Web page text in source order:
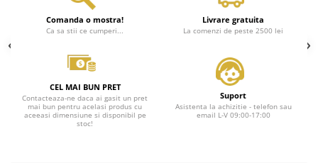
Comanda o mostra!
Ca sa stii ce cumperi...
Livrare gratuita
La comenzi de peste 2500 lei
CEL MAI BUN PRET
Contacteaza-ne daca ai gasit un pret
mai bun pentru acelasi produs cu
aceeasi dimensiune si disponibil pe
stoc!
Suport
Asistenta la achizitie - telefon sau
email L-V 09:00-17:00